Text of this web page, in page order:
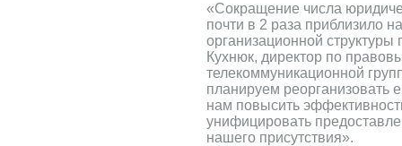
«Сокращение числа
почти в 2 раза приблизило
организационной
Кухнюк, директор по
телекоммуникационной
планируем реорганизовать
нам повысить
унифицировать
нашего присутствия».